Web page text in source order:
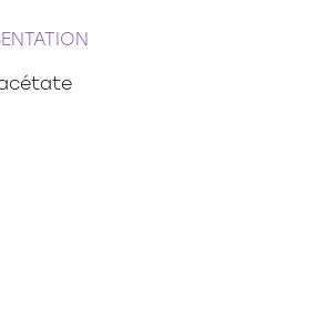
(acétate